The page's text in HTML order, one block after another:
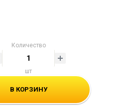
Количество
шт
В КОРЗИНУ